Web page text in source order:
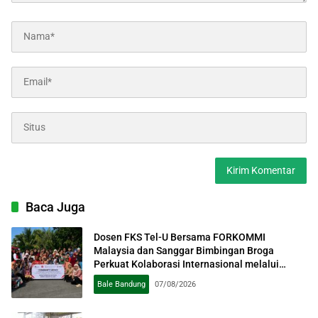
Baca Juga
Dosen FKS Tel-U Bersama FORKOMMI
Malaysia dan Sanggar Bimbingan Broga
Perkuat Kolaborasi Internasional melalui
Pengabdian kepada Masyarakat
Bale Bandung 07/08/2026